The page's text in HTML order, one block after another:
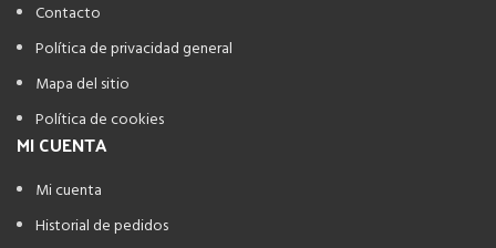
Contacto
Política de privacidad general
Mapa del sitio
Política de cookies
MI CUENTA
Mi cuenta
Historial de pedidos